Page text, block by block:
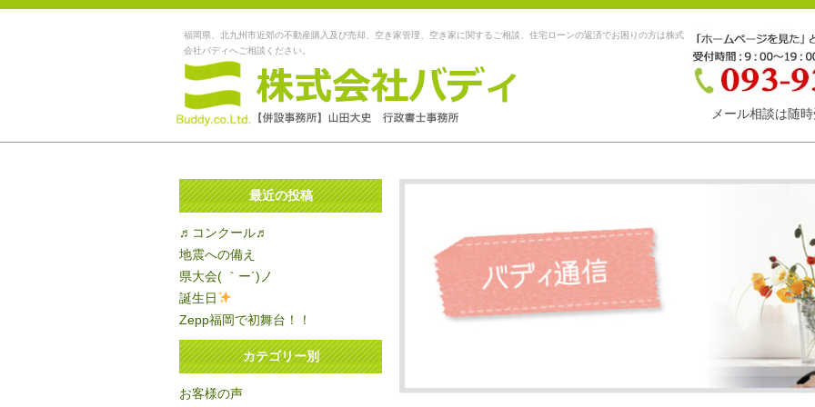
福岡県、北九州市近郊の不動産購入及び売却、空き家管理、空き家に関するご相談、住宅ローンの返済でお困りの方は株式
会社バディへご相談ください。
メール相談は随
最近の投稿
♬コンクール♬
地震への備え
県大会( ｀ー´)ノ
誕生日
Zepp福岡で初舞台！！
カテゴリー別
お客様の声